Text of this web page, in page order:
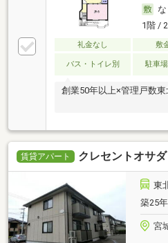
な
1階 /
礼金なし 敷
バス・トイレ別 駐車
創業50年以上×管理戸数東
賃貸アパート クレセントオサ
東
築25
宮